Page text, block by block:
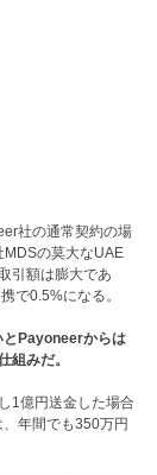
社の通常契約の場
の莫大なUAE
引額は膨大であ
で0.5%になる。
とPayoneerからは
組みだ。
1億円送金した場合
年間でも350万円